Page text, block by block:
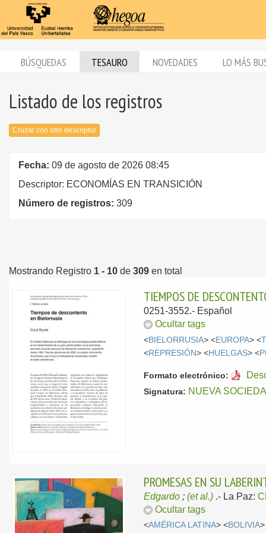
BÚSQUEDAS TESAURO NOVEDADES LO MÁS
Listado de los registros
Cruzar con otro descriptor
Fecha: 09 de agosto de 2026 08:45
Descriptor: ECONOMÍAS EN TRANSICIÓN
Número de registros: 309
Mostrando Registro 1 - 10 de 309 en total
TIEMPOS DE
0251-3552.- Español
Ocultar tags
<BIELORRUSIA> <EUROPA> <
<REPRESIÓN> <HUELGAS> <
Formato electrónico:
Signatura: NUEVA
PROMESAS EN SU
Edgardo ;(et al.) .- La Paz:
Ocultar tags
<AMÉRICA LATINA> <BOLIVIA